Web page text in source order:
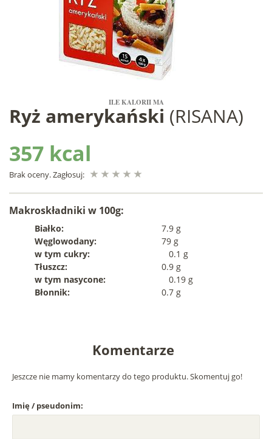
ILE KALORII MA
Ryż amerykański (RISANA)
357 kcal
Brak oceny. Zagłosuj:
Makroskładniki w 100g:
Białko:
7.9 g
Węglowodany:
79 g
w tym cukry:
0.1 g
Tłuszcz:
0.9 g
w tym nasycone:
0.19 g
Błonnik:
0.7 g
Komentarze
Jeszcze nie mamy komentarzy do tego produktu. Skomentuj go!
Imię / pseudonim: